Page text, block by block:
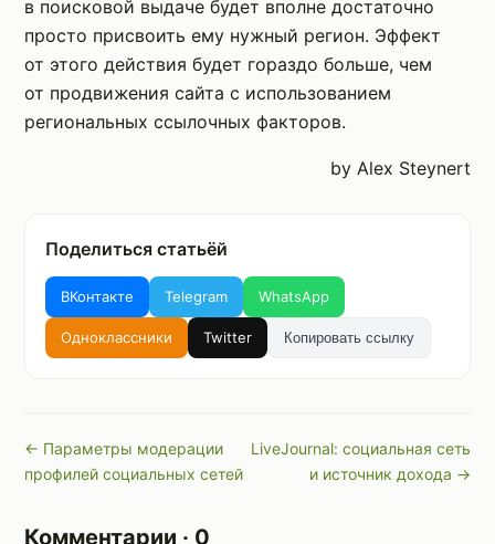
в поисковой выдаче будет вполне достаточно
просто присвоить ему нужный регион. Эффект
от этого действия будет гораздо больше, чем
от продвижения сайта с использованием
региональных ссылочных факторов.
by Alex Steynert
Поделиться статьёй
ВКонтакте Telegram WhatsApp
Одноклассники Twitter Копировать ссылку
← Параметры модерации
профилей социальных сетей
LiveJournal: социальная сеть
и источник дохода →
Комментарии · 0